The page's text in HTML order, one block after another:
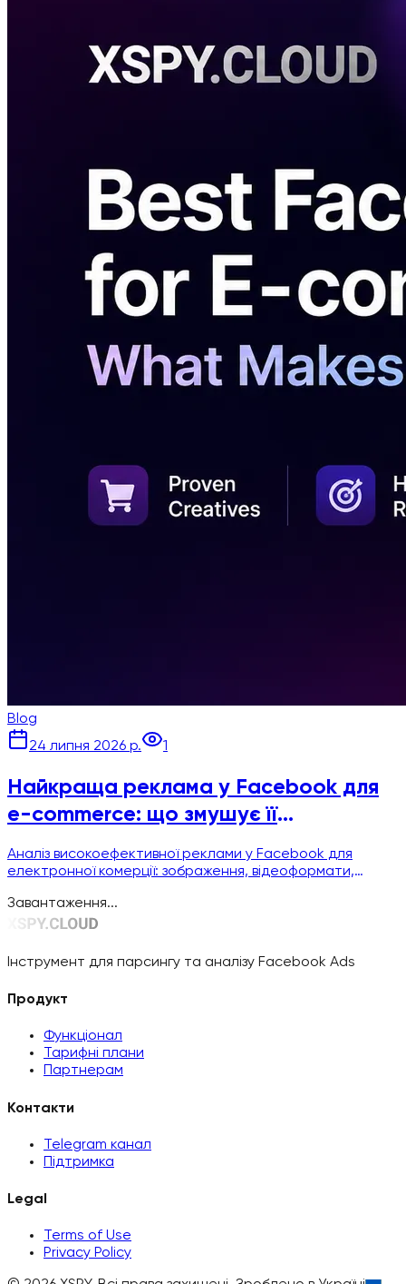
Blog
24 липня 2026 р.
1
Найкраща реклама у Facebook для
e-commerce: що змушує її
Аналіз високоефективної реклами у Facebook для
електронної комерції: зображення, відеоформати,
виграшних креативах.
Завантаження...
Інструмент для парсингу та аналізу Facebook Ads
Продукт
Функціонал
Тарифні плани
Партнерам
Контакти
Telegram канал
Підтримка
Legal
Terms of Use
Privacy Policy